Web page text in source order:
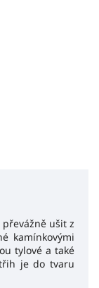
ušit z
kamínkovými
tylové a také
je do tvaru